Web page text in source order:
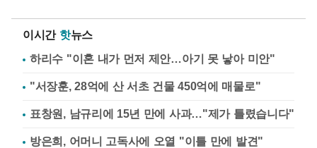
이시간 핫뉴스
하리수 "이혼 내가 먼저 제안…아기 못 낳아 미안"
"서장훈, 28억에 산 서초 건물 450억에 매물로"
표창원, 남규리에 15년 만에 사과…"제가 틀렸습니다"
방은희, 어머니 고독사에 오열 "이틀 만에 발견"